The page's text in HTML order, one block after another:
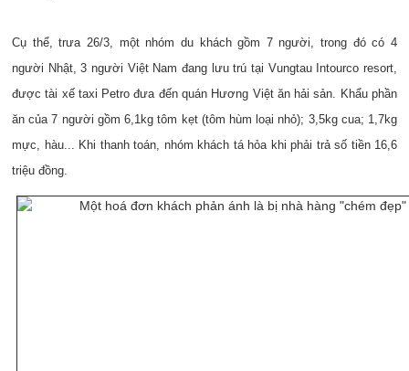
Cụ thể, trưa 26/3, một nhóm du khách gồm 7 người, trong đó có 4
người Nhật, 3 người Việt Nam đang lưu trú tại Vungtau Intourco resort,
được tài xế taxi Petro đưa đến quán Hương Việt ăn hải sản. Khẩu phần
ăn của 7 người gồm 6,1kg tôm kẹt (tôm hùm loại nhỏ); 3,5kg cua; 1,7kg
mực, hàu... Khi thanh toán, nhóm khách tá hỏa khi phải trả số tiền 16,6
triệu đồng.